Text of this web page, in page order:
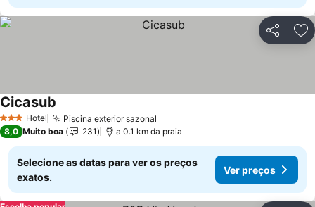
Partilhar
3 EstrelasHotel Piscina exterior sazonal
Cicasub
8,0 Muito boa 231 a 0.1 km da praia
Selecione as datas para ver os preços
exatos.
Ver preços